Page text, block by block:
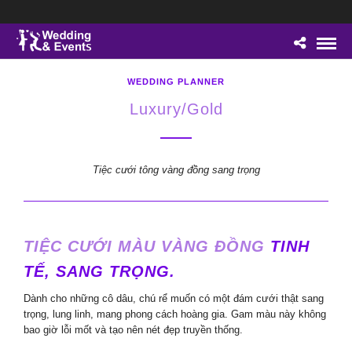
WEDDING PLANNER
Luxury/Gold
Tiệc cưới tông vàng đồng sang trọng
TIỆC CƯỚI MÀU VÀNG ĐỒNG TINH
TẾ, SANG TRỌNG.
Dành cho những cô dâu, chú rể muốn có một đám cưới thật sang
trọng, lung linh, mang phong cách hoàng gia. Gam màu này không
bao giờ lỗi mốt và tạo nên nét đẹp truyền thống.